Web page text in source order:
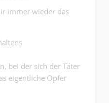
immer wieder das
bei der sich der Täter
eigentliche Opfer